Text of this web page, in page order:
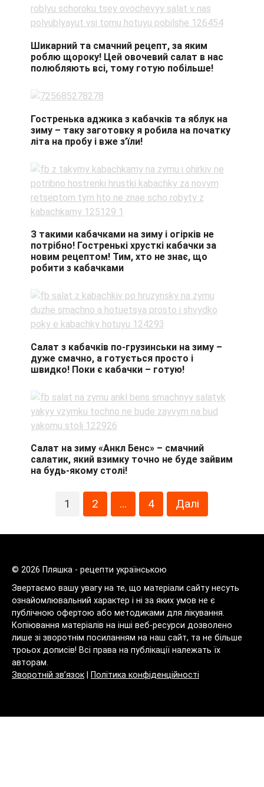
Шикарний та смачний рецепт, за яким
роблю щороку! Цей овочевий салат в нас
полюбляють всі, тому готую побільше!
Гостренька аджика з кабачків та яблук на
зиму – таку заготовку я робила на початку
літа на пробу і вже з’їли!
З такими кабачками на зиму і огірків не
потрібно! Гостренькі хрусткі кабачки за
новим рецептом! Тим, хто не знає, що
робити з кабачками
Салат з кабачків по-грузинськи на зиму –
дуже смачно, а готується просто і
швидко! Поки є кабачки – готую!
Салат на зиму «Анкл Бенс» – смачний
салатик, який взимку точно не буде зайвим
на будь-якому столі!
1 2 … 4 Далі
© 2026 Пляшка - рецепти українською
Звертаємо вашу увагу на те, що матеріали сайту несуть
ознайомлювальний характер і ні за яких умов не є
публічною офертою або методиками для лікування.
Копіювання матеріалів на інші веб-ресурси дозволено
лише зі зворотнім посиланням на наш сайт, та не більше
троьох дописів! Всі права на публікації належать їх
авторам.
Зворотній зв’язок
Політика конфіденційності